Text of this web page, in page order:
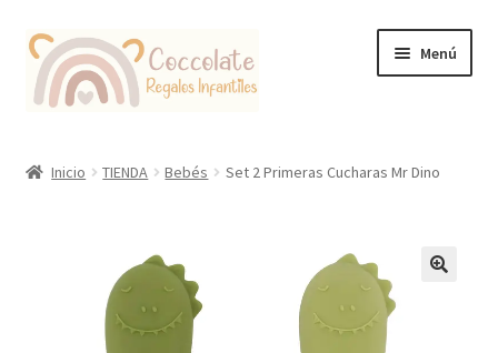
Ir
la
Ir
contenido
Menú
Inicio TIENDA Bebés Set 2 Primeras Cucharas Mr Dino